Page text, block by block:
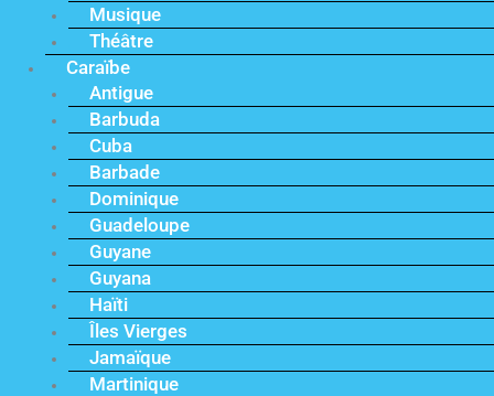
Musique
Théâtre
Caraïbe
Antigue
Barbuda
Cuba
Barbade
Dominique
Guadeloupe
Guyane
Guyana
Haïti
Îles Vierges
Jamaïque
Martinique